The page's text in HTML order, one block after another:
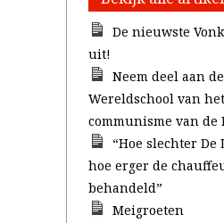
De nieuwste
uit!
Neem deel aan de
Wereldschool van het
communisme van de
“Hoe slechter
hoe erger de
behandeld”
Meigroeten